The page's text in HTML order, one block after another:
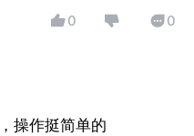
0 0
操作挺简单的